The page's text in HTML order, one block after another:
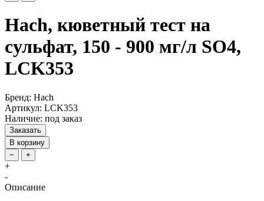
Hach, кюветный тест на
сульфат, 150 - 900 мг/л SO4,
LCK353
Бренд: Hach
Артикул: LCK353
Наличие: под заказ
Заказать
В корзину
−
+
+
-
Описание